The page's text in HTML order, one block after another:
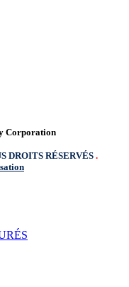
Corporation
DROITS RÉSERVÉS .